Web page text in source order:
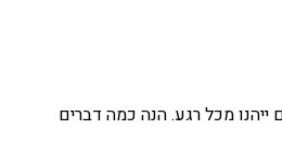
מכל רגע. הנה כמה דברים